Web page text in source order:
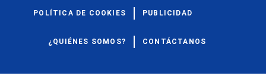
POLÍTICA DE COOKIES PUBLICIDAD
¿QUIÉNES SOMOS? CONTÁCTANOS